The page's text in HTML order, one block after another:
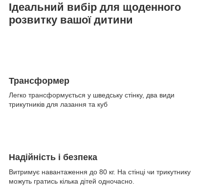
Ідеальний вибір для щоденного
розвитку вашої дитини
Трансформер
Легко трансформується у шведську стінку, два види
трикутників для лазання та куб
Надійність і безпека
Витримує навантаження до 80 кг. На стінці чи трикутнику
можуть гратись кілька дітей одночасно.